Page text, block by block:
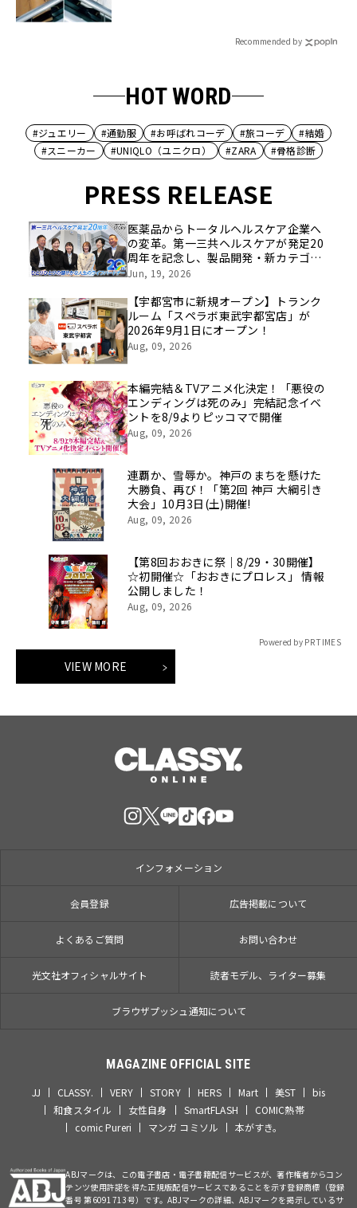
Recommended by
HOT WORD
#ジュエリー #通勤服 #お呼ばれコーデ #旅コーデ
#結婚
#スニーカー
#UNIQLO（ユニクロ） #ZARA #骨格診断
PRESS RELEASE
医薬品からトータルヘルスケア企業へ
の変革。第一三共ヘルスケアが発足20
周年を記念し、製品開発・新カテゴリ
挑戦の舞台や旧社統合時のエピソード
像を公開！
Jun, 19, 2026
【宇都宮市に新規オープン】トランク
ルーム「スペラボ東武宇都宮店」が
2026年9月1日にオープン！
Aug, 09, 2026
本編完結＆TVアニメ化決定！「悪役の
エンディングは死のみ」完結記念イベ
ントを8/9よりピッコマで開催
Aug, 09, 2026
連覇か、雪辱か。神戸のまちを懸けた
大勝負、再び！「第2回 神戸 大綱引き
大会」10月3日(土)開催!
Aug, 09, 2026
【第8回おおきに祭｜8/29・30開催】
☆初開催☆「おおきにプロレス」 情報
公開しました！
Aug, 09, 2026
Powered by PR TIMES
VIEW MORE
インフォメーション
会員登録 広告掲載について
よくあるご質問 お問い合わせ
光文社オフィシャルサイト 読者モデル、ライター募集
ブラウザプッシュ通知について
MAGAZINE OFFICIAL SITE
JJ CLASSY. VERY STORY HERS Mart 美ST
bis
和食スタイル
女性自身 SmartFLASH
COMIC熱帯
comic Pureri
マンガ コミソル 本がすき。
ABJマークは、この電子書店・電子書籍配信サービスが、著作権者からコン
テンツ使用許諾を得た正規版配信サービスであることを示す登録商標（登録
番号 第6091713号）です。ABJマークの詳細、ABJマークを掲示しているサ